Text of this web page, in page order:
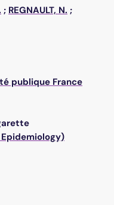
; REGNAULT, N. ;
publique France